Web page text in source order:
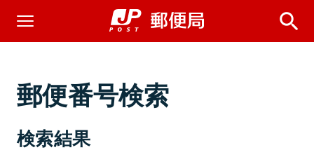
郵便番号検索
検索結果